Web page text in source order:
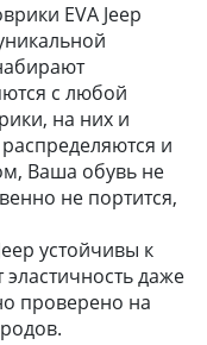
EVA Jeep
с любой
на них и
и
Ваша обувь не
не портится,
устойчивы к
даже
проверено на